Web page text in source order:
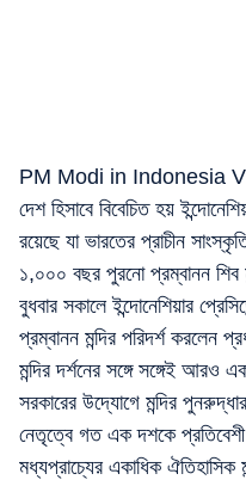
PM Modi in Indonesia
দেশ হিসাবে বিবেচিত হয়
রয়েছে যা ভারতের প্রাচীন
১,০০০ বছর পুরনো প্রম্বানন শিব
বুধবার সকালে ইন্দোনেশিয়ার
প্রম্বানন মন্দির পরিদর্শ করলেন
মন্দির দর্শনের সঙ্গে সঙ্গেই আরও
সরকারের উদ্যোগে মন্দির
নেতৃত্বে গত এক দশকে
মধ্যপ্রাচ্যের একাধিক ঐতিহাসিক